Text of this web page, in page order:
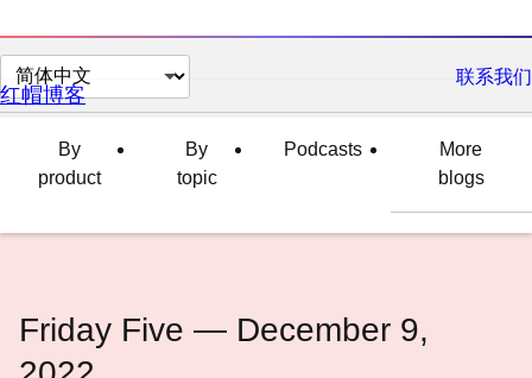
切
换
言
联系我们
红帽博客
By
product
By
topic
Podcasts
More
blogs
Friday Five — December 9,